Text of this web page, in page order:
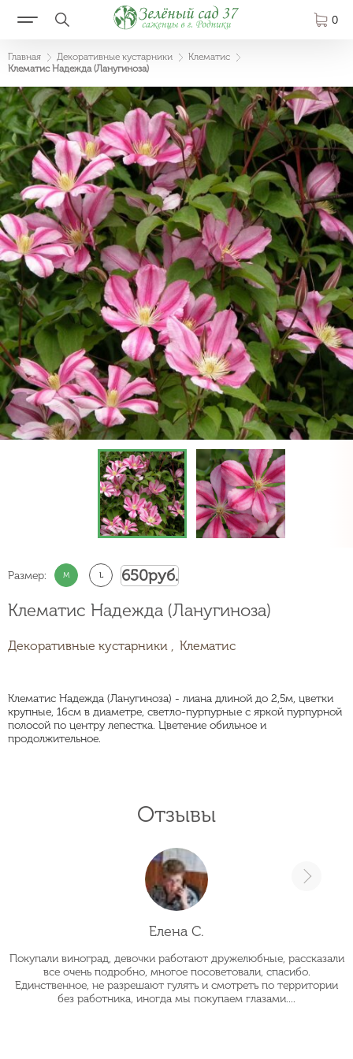
0
Главная Декоративные кустарники
Клематис
Клематис Надежда (Ланугиноза)
Клематис Надежда (Ланугиноза)
Декоративные кустарники , Клематис
Клематис Надежда (Ланугиноза) - лиана длиной до 2,5м, цветки
крупные, 16см в диаметре, светло-пурпурные с яркой пурпурной
полосой по центру лепестка. Цветение обильное и
продолжительное.
Размер: M L 650руб.
Отзывы
Елена С.
Покупали виноград, девочки работают дружелюбные, рассказали
все очень подробно, многое посоветовали, спасибо.
Единственное, не разрешают гулять и смотреть по территории
без работника, иногда мы покупаем глазами....